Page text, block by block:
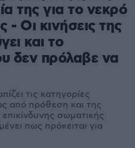
της για το νεκρό
- Οι κινήσεις της
και το
δεν πρόλαβε να
τις κατηγορίες
από πρόθεση και της
σωματικής
πως πρόκειται για